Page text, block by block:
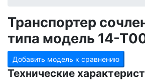
Транспортер
типа модель 14-
Добавить модель к сравнению
Технические